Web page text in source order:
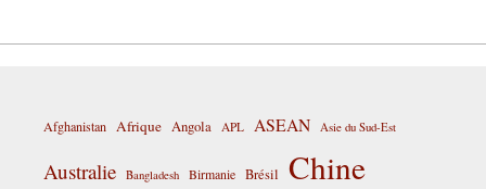
Afghanistan Afrique Angola APL ASEAN Asie du Sud-Est
Australie Bangladesh Birmanie Brésil Chine